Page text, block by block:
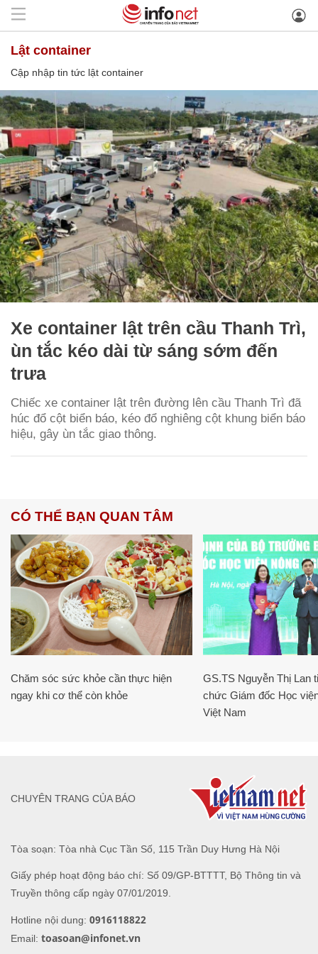
lật container
Cập nhập tin tức lật container
Xe container lật trên cầu Thanh Trì,
ùn tắc kéo dài từ sáng sớm đến
trưa
Chiếc xe container lật trên đường lên cầu Thanh Trì đã
húc đổ cột biển báo, kéo đổ nghiêng cột khung biển báo
hiệu, gây ùn tắc giao thông.
CÓ THỂ BẠN QUAN TÂM
Chăm sóc sức khỏe cần thực hiện
ngay khi cơ thể còn khỏe
GS.TS Nguyễn Thị Lan
chức Giám đốc Học
Việt Nam
Tòa soạn: Tòa nhà Cục Tần Số, 115 Trần Duy Hưng Hà Nội
Giấy phép hoạt động báo chí: Số 09/GP-BTTTT, Bộ Thông tin và
Truyền thông cấp ngày 07/01/2019.
Hotline nội dung: 0916118822
Email: toasoan@infonet.vn
CHUYÊN TRANG CỦA BÁO